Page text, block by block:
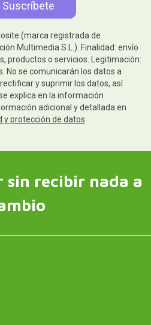
(marca registrada de
Multimedia S.L.). Finalidad: envío
productos o servicios. Legitimación:
No se comunicarán los datos a
y suprimir los datos, así
explica en la información
adicional y detallada en
y protección de datos
sin recibir nada a